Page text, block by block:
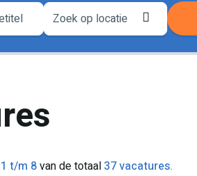
Locatie
ophalen
t/m 8van de totaal37 vacatures.